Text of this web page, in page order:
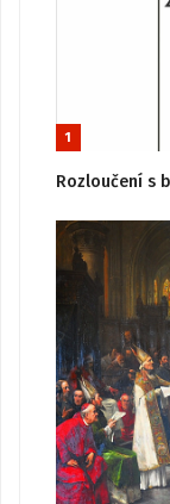
1
Rozloučení s